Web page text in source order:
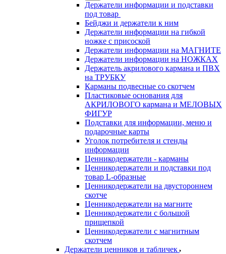
Держатели информации и подставки
под товар
Бейджи и держатели к ним
Держатели информации на гибкой
ножке с присоской
Держатели информации на МАГНИТЕ
Держатели информации на НОЖКАХ
Держатель акрилового кармана и ПВХ
на ТРУБКУ
Карманы подвесные со скотчем
Пластиковые основания для
АКРИЛОВОГО кармана и МЕЛОВЫХ
ФИГУР
Подставки для информации, меню и
подарочные карты
Уголок потребителя и стенды
информации
Ценникодержатели - карманы
Ценникодержатели и подставки под
товар L-образные
Ценникодержатели на двустороннем
скотче
Ценникодержатели на магните
Ценникодержатели с большой
прищепкой
Ценникодержатели с магнитным
скотчем
Держатели ценников и табличек